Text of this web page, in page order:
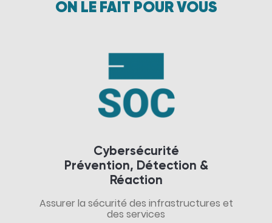
ON LE FAIT POUR VOUS
Cybersécurité
Prévention, Détection &
Réaction
Assurer la sécurité des infrastructures et
des services